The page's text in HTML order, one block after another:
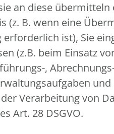
an diese
(z. B. wenn eine
ist), Sie
(z.B. beim Einsatz
,
Verarbeitung von
Art. 28 DSGVO.